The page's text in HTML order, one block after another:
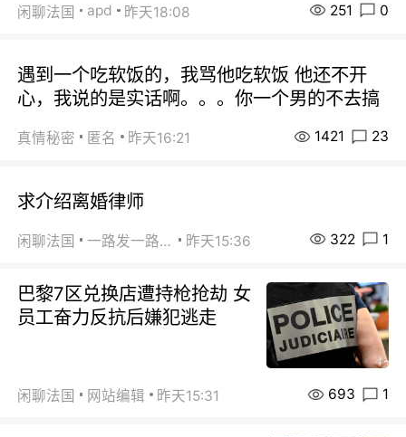
闲聊法国 apd 昨天18:08 251 0
遇到一个吃软饭的，我骂他吃软饭 他还不开
心，我说的是实话啊。。。你一个男的不去搞
真情秘密 匿名 昨天16:21 1421 23
求介绍离婚律师
闲聊法国 一路发一路发 昨天15:36 322 1
巴黎7区兑换店遭持枪抢劫 女
员工奋力反抗后嫌犯逃走
闲聊法国 网站编辑 昨天15:31 693 1